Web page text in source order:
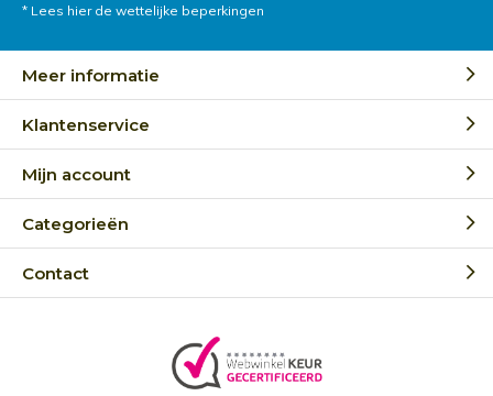
* Lees hier de wettelijke beperkingen
Meer informatie
Klantenservice
Mijn account
Categorieën
Contact